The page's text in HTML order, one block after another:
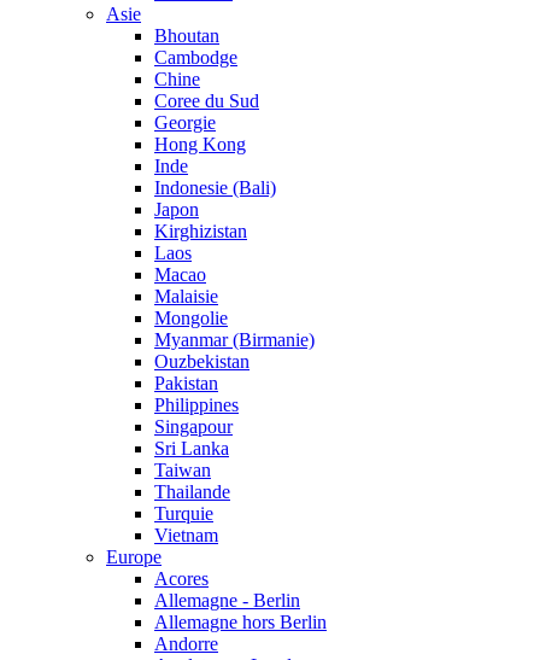
Asie
Bhoutan
Cambodge
Chine
Coree du Sud
Georgie
Hong Kong
Inde
Indonesie (Bali)
Japon
Kirghizistan
Laos
Macao
Malaisie
Mongolie
Myanmar (Birmanie)
Ouzbekistan
Pakistan
Philippines
Singapour
Sri Lanka
Taiwan
Thailande
Turquie
Vietnam
Europe
Acores
Allemagne - Berlin
Allemagne hors Berlin
Andorre